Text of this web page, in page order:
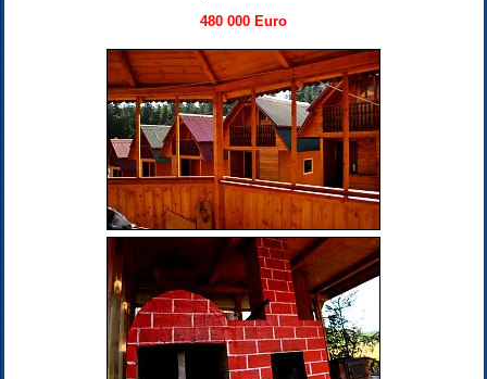
480 000 Euro